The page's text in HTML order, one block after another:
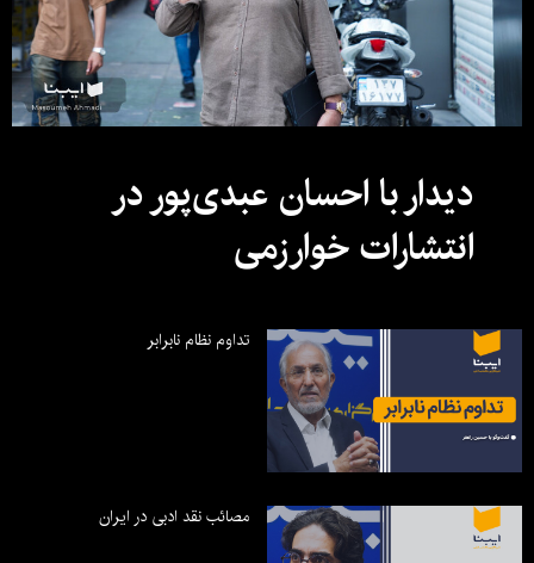
دیدار با احسان عبدی‌پور در
انتشارات خوارزمی
تداوم نظام نابرابر
مصائب نقد ادبی در ایران